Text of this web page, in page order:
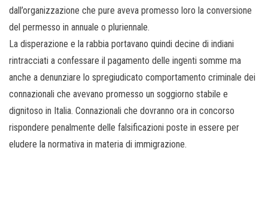
dall’organizzazione che pure aveva promesso loro la conversione
del permesso in annuale o pluriennale.
La disperazione e la rabbia portavano quindi decine di indiani
rintracciati a confessare il pagamento delle ingenti somme ma
anche a denunziare lo spregiudicato comportamento criminale dei
connazionali che avevano promesso un soggiorno stabile e
dignitoso in Italia. Connazionali che dovranno ora in concorso
rispondere penalmente delle falsificazioni poste in essere per
eludere la normativa in materia di immigrazione.